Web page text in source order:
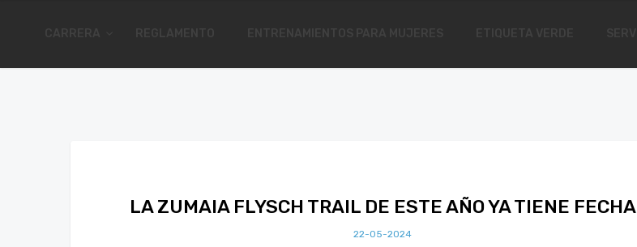
LA ZUMAIA FLYSCH TRAIL DE ESTE AÑO YA TIENE FECHA
22-05-2024